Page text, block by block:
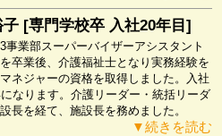
[専門学校卒 入社20年目]
事業部スーパーバイザーアシスタント
卒業後、介護福祉士となり実務経験を
ネジャーの資格を取得しました。入社
なります。介護リーダー・統括リーダ
長を経て、施設長を務めました。
▼続きを読む